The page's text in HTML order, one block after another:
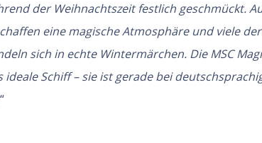
der Weihnachtszeit festlich geschmückt.
eine magische Atmosphäre und viele der
sich in echte Wintermärchen. Die MSC
ideale Schiff – sie ist gerade bei
“